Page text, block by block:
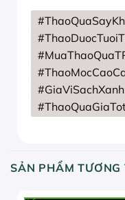
#GiaViSachXanh
SẢN PHẨM TƯƠNG